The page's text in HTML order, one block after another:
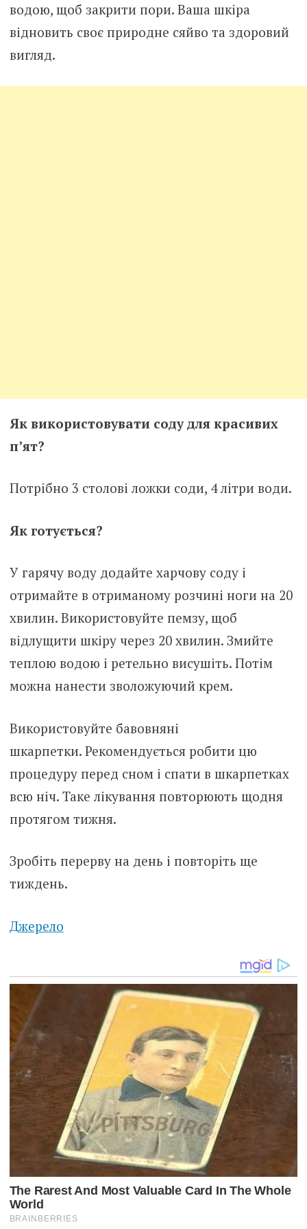
водою, щоб закрити пори. Ваша шкіра
відновить своє природне сяйво та здоровий
вигляд.
Як використовувати соду для красивих
п’ят?
Потрібно 3 столові ложки соди, 4 літри води.
Як готується?
У гарячу воду додайте харчову соду і
отримайте в отриманому розчині ноги на 20
хвилин. Використовуйте пемзу, щоб
відлущити шкіру через 20 хвилин. Змийте
теплою водою і ретельно висушіть. Потім
можна нанести зволожуючий крем.
Використовуйте бавовняні
шкарпетки. Рекомендується робити цю
процедуру перед сном і спати в шкарпетках
всю ніч. Таке лікування повторюють щодня
протягом тижня.
Зробіть перерву на день і повторіть ще
тиждень.
Джерело